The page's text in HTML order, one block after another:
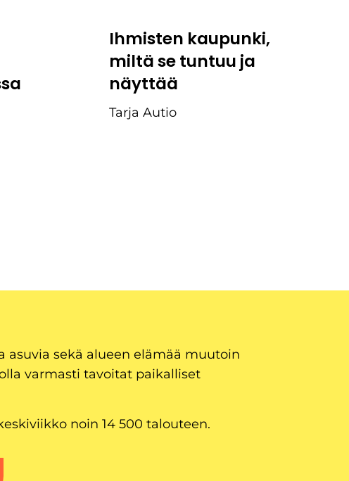
Ihmisten kaupunki,
miltä se tuntuu ja
näyttää
Tarja Autio
sekä alueen elämää muutoin
varmasti tavoitat paikalliset
noin 14 500 talouteen.